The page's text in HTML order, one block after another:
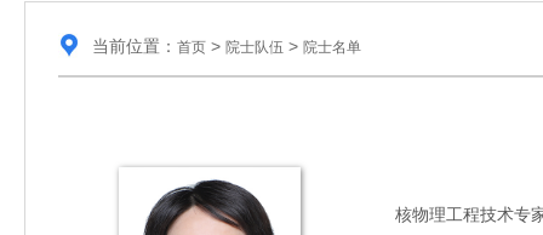
当前位置： 首页> 院士队伍 > 院士名单
核物理工程技术专家